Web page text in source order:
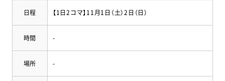
日程 【1日2コマ】11月1日（土）2日（日）
時間 -
場所 -